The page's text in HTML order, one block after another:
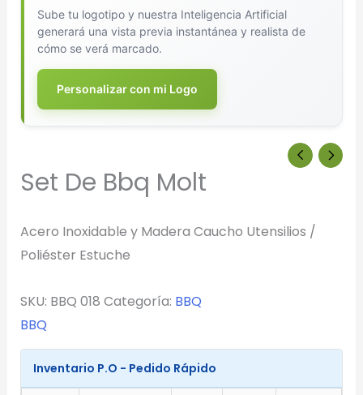
Sube tu logotipo y nuestra Inteligencia Artificial
generará una vista previa instantánea y realista de
cómo se verá marcado.
Personalizar con mi Logo
Set De Bbq Molt
Acero Inoxidable y Madera Caucho Utensilios /
Poliéster Estuche
SKU: BBQ 018 Categoría: BBQ
BBQ
Inventario P.O - Pedido Rápido